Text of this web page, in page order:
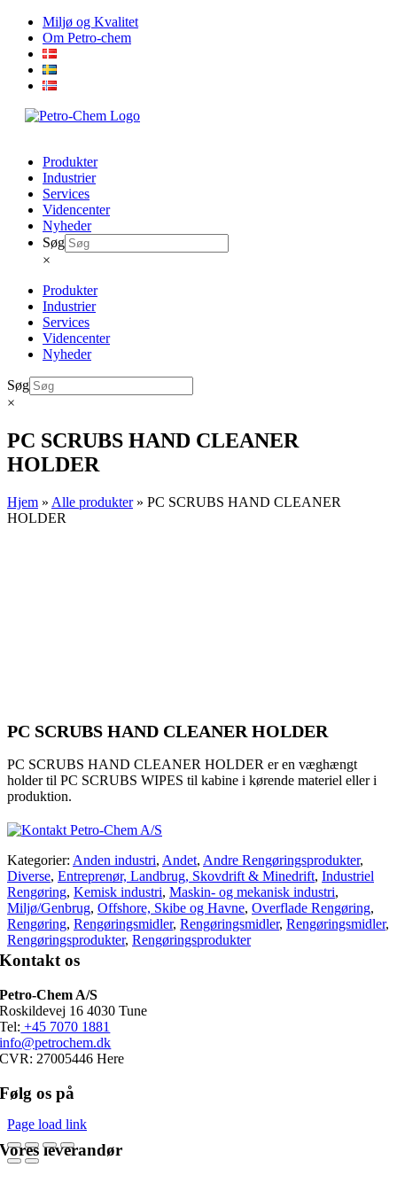
Skip
content
Miljø og Kvalitet
Om Petro-chem
Produkter
Industrier
Services
Videncenter
Nyheder
Søg
×
Produkter
Industrier
Services
Videncenter
Nyheder
Søg
×
PC SCRUBS HAND CLEANER
HOLDER
Hjem » Alle produkter» PC SCRUBS HAND CLEANER
HOLDER
PC SCRUBS HAND CLEANER HOLDER
PC SCRUBS HAND CLEANER HOLDER er en væghængt
holder til PC SCRUBS WIPES til kabine i kørende materiel eller i
produktion.
Kategorier: Anden industri, Andet, Andre Rengøringsprodukter,
Diverse, Entreprenør, Landbrug, Skovdrift & Minedrift, Industriel
Rengøring, Kemisk industri, Maskin- og mekanisk industri,
Miljø/Genbrug, Offshore, Skibe og Havne, Overflade Rengøring,
Rengøring, Rengøringsmidler, Rengøringsmidler, Rengøringsmidler,
Rengøringsprodukter, Rengøringsprodukter
Kontakt os
Petro-Chem A/S
Roskildevej 16 4030 Tune
Tel: +45 7070 1881
info@petrochem.dk
CVR: 27005446 Here
Følg os på
Vores leverandør
Page load link